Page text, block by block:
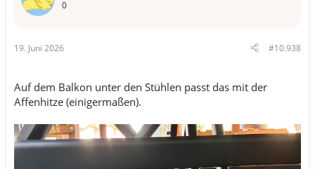
o
:
0
19. Juni 2026 #10.938
Auf dem Balkon unter den Stühlen passt das mit der
Affenhitze (einigermaßen).